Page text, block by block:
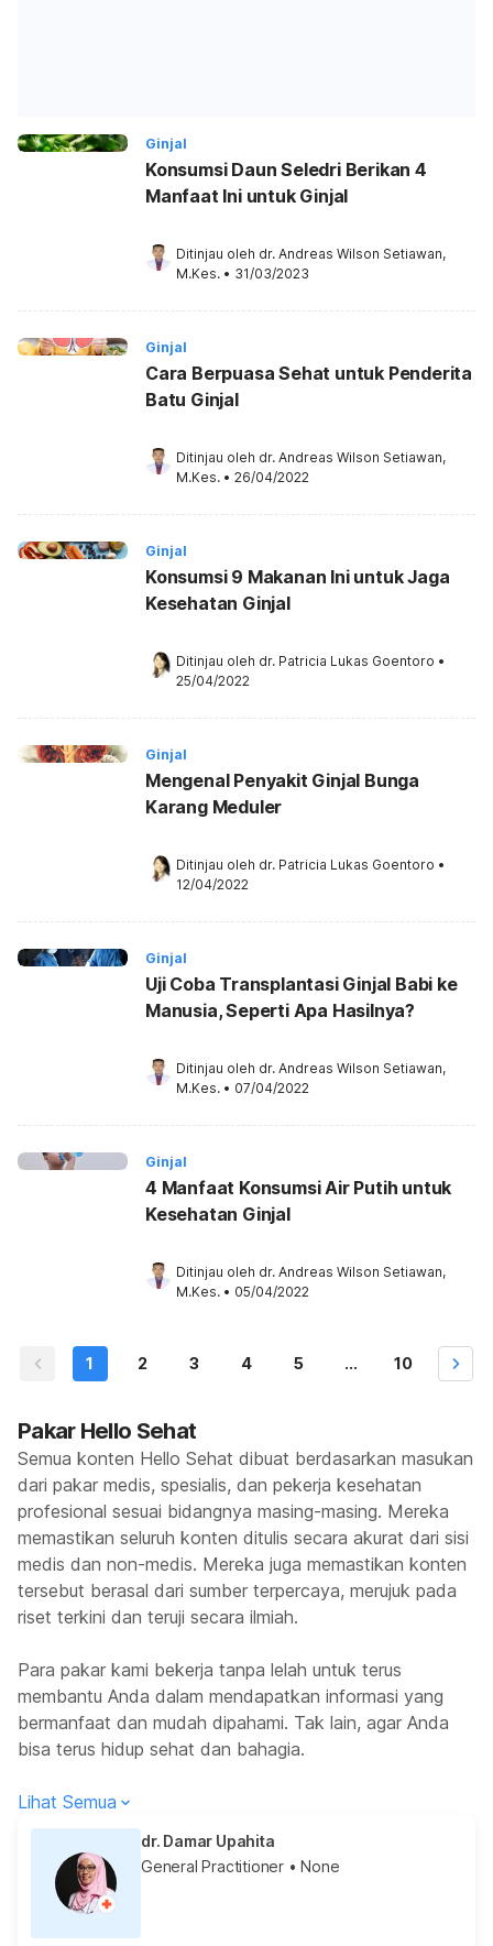
Ginjal
Konsumsi Daun Seledri Berikan 4
Manfaat Ini untuk Ginjal
Ditinjau oleh dr. Andreas Wilson Setiawan,
M.Kes. • 31/03/2023
Ginjal
Cara Berpuasa Sehat untuk Penderita
Batu Ginjal
Ditinjau oleh dr. Andreas Wilson Setiawan,
M.Kes. • 26/04/2022
Ginjal
Konsumsi 9 Makanan Ini untuk Jaga
Kesehatan Ginjal
Ditinjau oleh dr. Patricia Lukas Goentoro •
25/04/2022
Ginjal
Mengenal Penyakit Ginjal Bunga
Karang Meduler
Ditinjau oleh dr. Patricia Lukas Goentoro •
12/04/2022
Ginjal
Uji Coba Transplantasi Ginjal Babi ke
Manusia, Seperti Apa Hasilnya?
Ditinjau oleh dr. Andreas Wilson Setiawan,
M.Kes. • 07/04/2022
Ginjal
4 Manfaat Konsumsi Air Putih untuk
Kesehatan Ginjal
Ditinjau oleh dr. Andreas Wilson Setiawan,
M.Kes. • 05/04/2022
1 2 3 4 5 ... 10
Pakar Hello Sehat
Semua konten Hello Sehat dibuat berdasarkan masukan
dari pakar medis, spesialis, dan pekerja kesehatan
profesional sesuai bidangnya masing-masing. Mereka
memastikan seluruh konten ditulis secara akurat dari sisi
medis dan non-medis. Mereka juga memastikan konten
tersebut berasal dari sumber terpercaya, merujuk pada
riset terkini dan teruji secara ilmiah.
Para pakar kami bekerja tanpa lelah untuk terus
membantu Anda dalam mendapatkan informasi yang
bermanfaat dan mudah dipahami. Tak lain, agar Anda
bisa terus hidup sehat dan bahagia.
Lihat Semua
dr. Damar Upahita
General Practitioner • None